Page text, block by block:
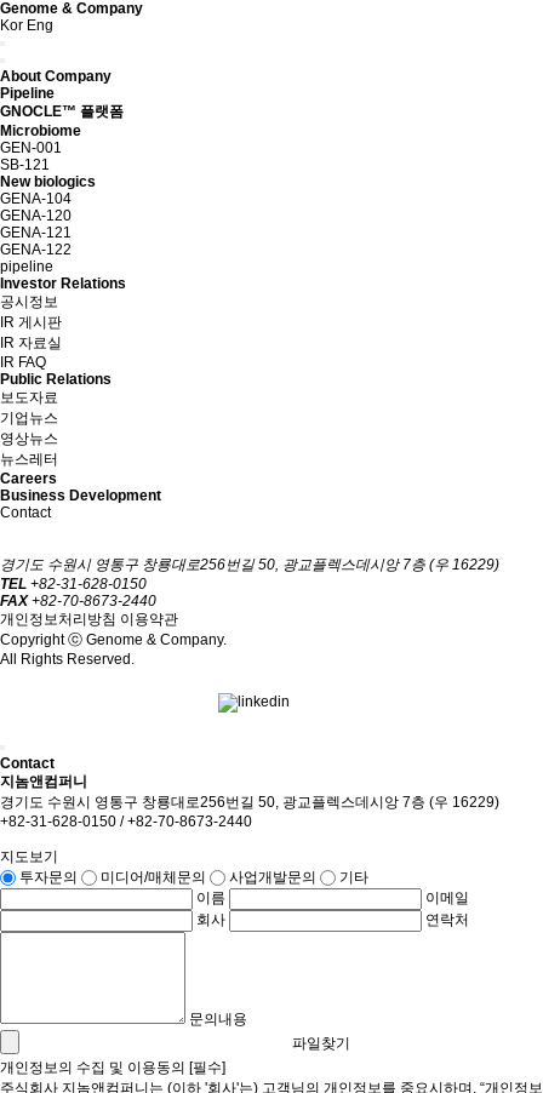
Genome & Company
Kor Eng
About Company
Pipeline
GNOCLE™ 플랫폼
Microbiome
GEN-001
SB-121
New biologics
GENA-104
GENA-120
GENA-121
GENA-122
pipeline
Investor Relations
공시정보
IR 게시판
IR 자료실
IR FAQ
Public Relations
보도자료
기업뉴스
영상뉴스
뉴스레터
Careers
Business Development
Contact
경기도 수원시 영통구 창룡대로256번길 50, 광교플렉스데시앙 7층 (우 16229)
TEL +82-31-628-0150
FAX+82-70-8673-2440
개인정보처리방침 이용약관
Copyright ⓒ Genome & Company.
All Rights Reserved.
Contact
지놈앤컴퍼니
경기도 수원시 영통구 창룡대로256번길 50, 광교플렉스데시앙 7층 (우 16229)
+82-31-628-0150 / +82-70-8673-2440
지도보기
투자문의
미디어/매체문의 사업개발문의
기타
이름
이메일
회사
연락처
문의내용
파일찾기
개인정보의 수집 및 이용동의 [필수]
주식회사 지놈앤컴퍼니는 (이하 '회사'는) 고객님의 개인정보를 중요시하며, “개인정보